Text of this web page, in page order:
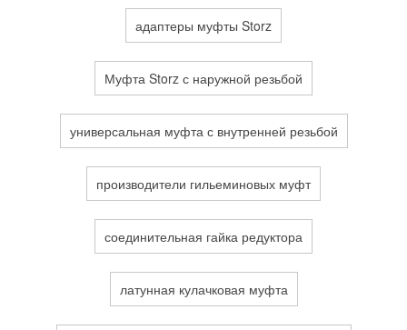
адаптеры муфты Storz
Муфта Storz с наружной резьбой
универсальная муфта с внутренней резьбой
производители гильеминовых муфт
соединительная гайка редуктора
латунная кулачковая муфта